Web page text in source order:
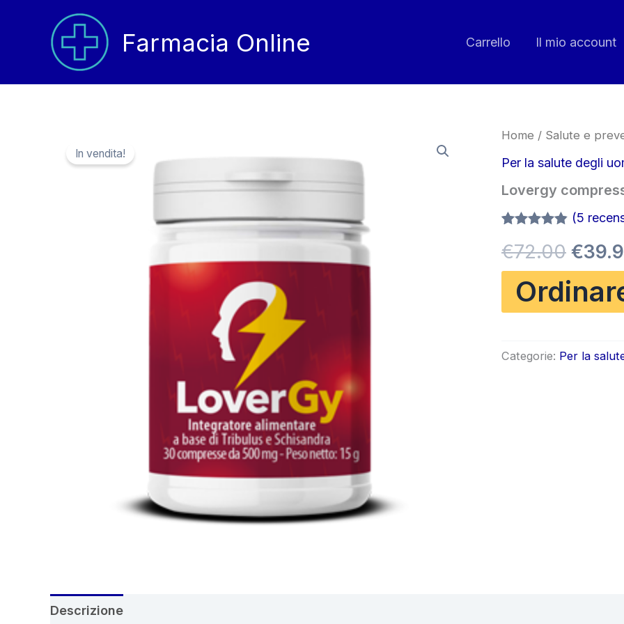
contenuto
Farmacia Online Carrello Il mio account
In vendita!
Home / Salute e
Per la salute degli
Lovergy
4.80su 5
su base
di
recensioni
(5
€72.00 Il
€
Categorie: Per la
Descrizione